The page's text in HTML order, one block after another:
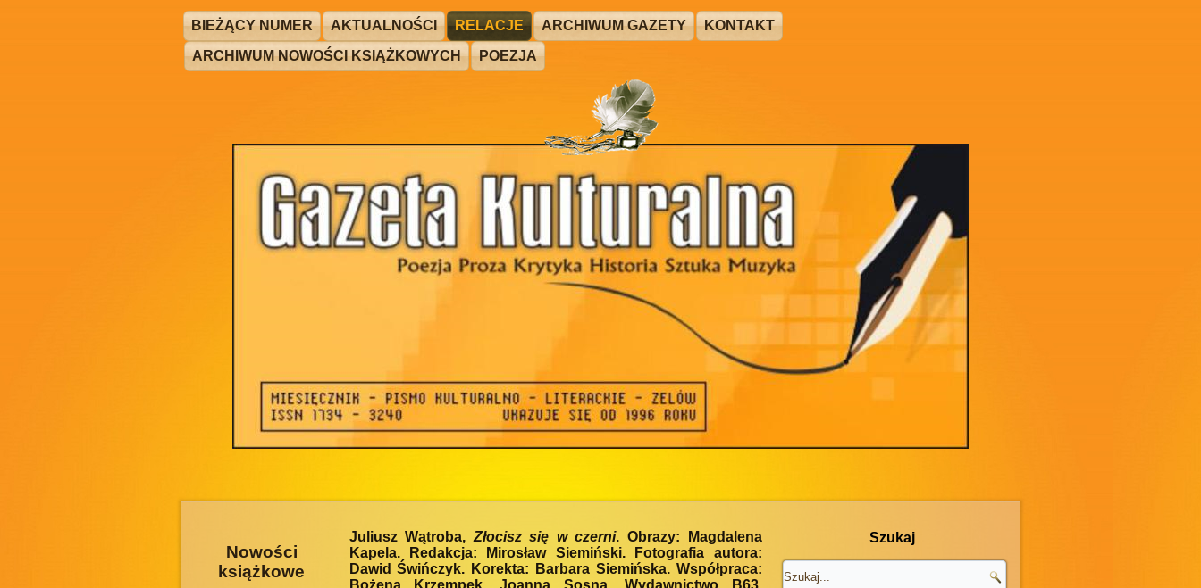
BIEŻĄCY NUMER AKTUALNOŚCI RELACJE ARCHIWUM GAZETY
KONTAKT
ARCHIWUM NOWOŚCI KSIĄŻKOWYCH
POEZJA
Nowości
książkowe
Juliusz Wątroba, Złocisz się w czerni. Obrazy: Magdalena
Kapela. Redakcja: Mirosław Siemiński. Fotografia autora:
Dawid Świńczyk. Korekta: Barbara Siemińska. Współpraca:
Bożena Krzempek, Joanna Sosna. Wydawnictwo B63,
Szukaj